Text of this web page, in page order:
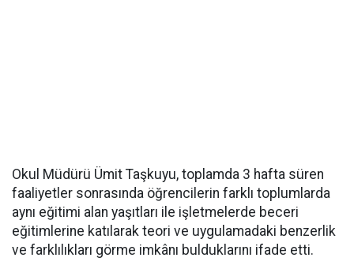
Okul Müdürü Ümit Taşkuyu, toplamda 3 hafta süren
faaliyetler sonrasında öğrencilerin farklı toplumlarda
aynı eğitimi alan yaşıtları ile işletmelerde beceri
eğitimlerine katılarak teori ve uygulamadaki benzerlik
ve farklılıkları görme imkânı bulduklarını ifade etti.